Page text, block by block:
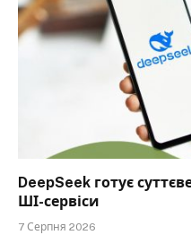
DeepSeek готує
ШІ-сервіси
7 Серпня 2026